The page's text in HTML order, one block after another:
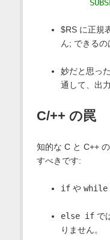
$RS に正規
ん; できるの
妙だと思っ
通して、出
C/++ の罠
知的な C と C++
すべきです:
ifや while
else ifで
りません。